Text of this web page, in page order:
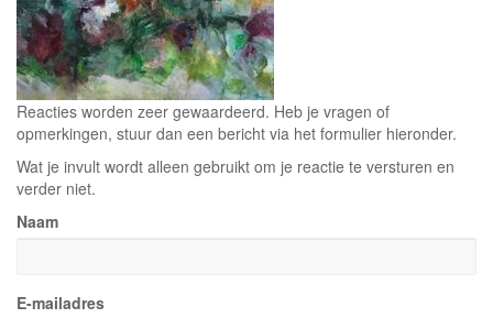
Reacties worden zeer gewaardeerd. Heb je vragen of
opmerkingen, stuur dan een bericht via het formulier hieronder.
Wat je invult wordt alleen gebruikt om je reactie te versturen en
verder niet.
Naam
E-mailadres